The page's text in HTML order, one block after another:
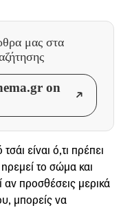
μας στα
on
είναι ό,τι πρέπει
το σώμα και
αν προσθέσεις μερικά
μπορείς να